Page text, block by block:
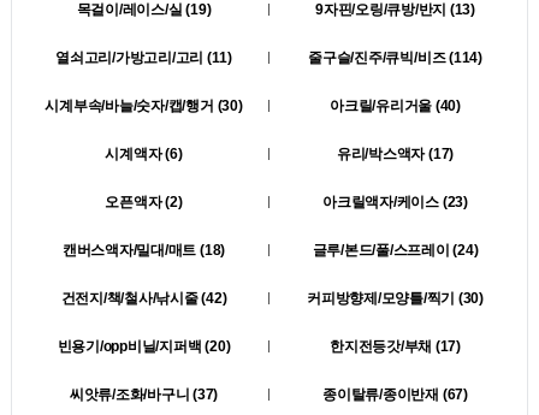
목걸이/레이스/실 (19) 9자핀/오링/큐방/반지 (13)
열쇠고리/가방고리/고리 (11) 줄구슬/진주/큐빅/비즈 (114)
시계부속/바늘/숫자/캡/행거 (30) 아크릴/유리거울 (40)
시계액자 (6) 유리/박스액자 (17)
오픈액자 (2) 아크릴액자/케이스 (23)
캔버스액자/밀대/매트 (18) 글루/본드/풀/스프레이 (24)
건전지/책/철사/낚시줄 (42) 커피방향제/모양틀/찍기 (30)
빈용기/opp비닐/지퍼백 (20) 한지전등갓/부채 (17)
씨앗류/조화/바구니 (37) 종이탈류/종이반재 (67)